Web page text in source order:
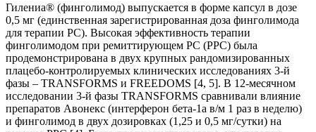
Гилениа® (финголимод) выпускается в форме капсул в дозе
0,5 мг (единственная зарегистрированная доза финголимода
для терапии РС). Высокая эффективность терапии
финголимодом при ремиттирующем РС (РРС) была
продемонстрирована в двух крупных рандомизированных
плацебо-контролируемых клинических исследованиях 3-й
фазы – TRANSFORMS и FREEDOMS [4, 5]. В 12-месячном
исследовании 3-й фазы TRANSFORMS сравнивали влияние
препаратов Авонекс (интерферон бета-1а в/м 1 раз в неделю)
и финголимод в двух дозировках (1,25 и 0,5 мг/сутки) на